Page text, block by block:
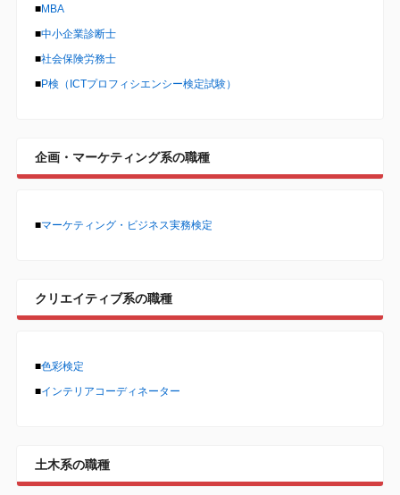
■MBA
■中小企業診断士
■社会保険労務士
■P検（ICTプロフィシエンシー検定試験）
企画・マーケティング系の職種
■マーケティング・ビジネス実務検定
クリエイティブ系の職種
■色彩検定
■インテリアコーディネーター
土木系の職種